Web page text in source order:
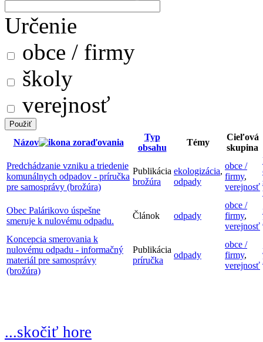
Určenie
obce / firmy
školy
verejnosť
Názov
Typ
obsahu
Témy
Cieľová
skupina
Predchádzanie vzniku a triedenie
komunálnych odpadov - príručka
pre samosprávy (brožúra)
Publikácia
brožúra
ekologizácia,
odpady
obce /
firmy,
verejnosť
Obec Palárikovo úspešne
smeruje k nulovému odpadu.
Článok odpady
obce /
firmy,
verejnosť
Koncepcia smerovania k
nulovému odpadu - informačný
materiál pre samosprávy
(brožúra)
Publikácia
príručka
odpady
obce /
firmy,
verejnosť
...skočiť hore